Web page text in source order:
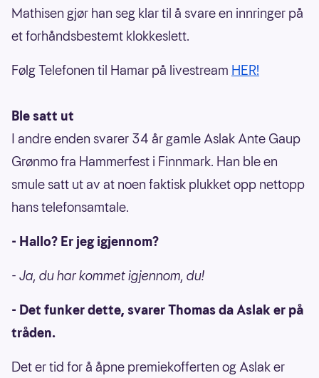
Mathisen gjør han seg klar til å svare en innringer på
et forhåndsbestemt klokkeslett.
Følg Telefonen til Hamar på livestream HER!
Ble satt ut
I andre enden svarer 34 år gamle Aslak Ante Gaup
Grønmo fra Hammerfest i Finnmark. Han ble en
smule satt ut av at noen faktisk plukket opp nettopp
hans telefonsamtale.
- Hallo? Er jeg igjennom?
- Ja, du har kommet igjennom, du!
- Det funker dette, svarer Thomas da Aslak er på
tråden.
Det er tid for å åpne premiekofferten og Aslak er